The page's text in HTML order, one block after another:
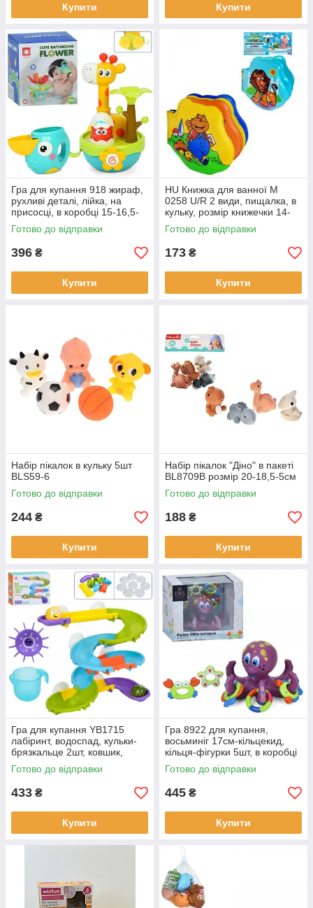
Купити Купити
Гра для купання 918 жираф,
рухливі деталі, лійка, на
присосці, в коробці 15-16,5-
15 см.
Готово до відправки
396 ₴
Купити
HU Книжка для ванної M
0258 U/R 2 види, пищалка, в
кульку, розмір книжечки 14-
14см
Готово до відправки
173 ₴
Купити
Набір пікалок в кульку 5шт
BLS59-6
Готово до відправки
244 ₴
Купити
Набір пікалок "Діно" в пакеті
BL8709B розмір 20-18,5-5см
Готово до відправки
188 ₴
Купити
Гра для купання YB1715
лабіринт, водоспад, кульки-
брязкальце 2шт, ковшик,
присоски, 30 деталей, в
коробці 21,5-18,5-8см
Готово до відправки
433 ₴
Купити
Гра 8922 для купання,
восьминіг 17см-кільцекид,
кільця-фігурки 5шт, в коробці
22-19-16см
Готово до відправки
445 ₴
Купити